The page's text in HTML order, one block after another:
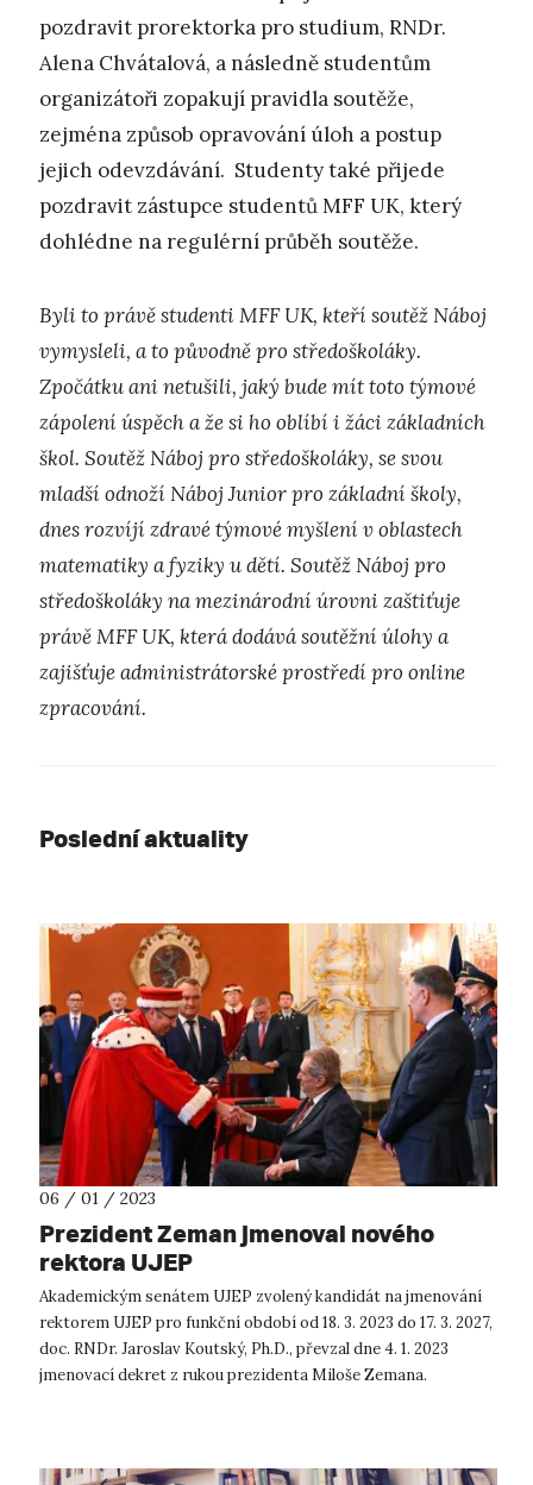
pozdravit prorektorka pro studium, RNDr.
Alena Chvátalová, a následně studentům
organizátoři zopakují pravidla soutěže,
zejména způsob opravování úloh a postup
jejich odevzdávání. Studenty také přijede
pozdravit zástupce studentů MFF UK, který
dohlédne na regulérní průběh soutěže.
Byli to právě studenti MFF UK, kteří soutěž Náboj
vymysleli, a to původně pro středoškoláky.
Zpočátku ani netušili, jaký bude mít toto týmové
zápolení úspěch a že si ho oblíbí i žáci základních
škol. Soutěž Náboj pro středoškoláky, se svou
mladší odnoží Náboj Junior pro základní školy,
dnes rozvíjí zdravé týmové myšlení v oblastech
matematiky a fyziky u dětí. Soutěž Náboj pro
středoškoláky na mezinárodní úrovni zaštiťuje
právě MFF UK, která dodává soutěžní úlohy a
zajišťuje administrátorské prostředí pro online
zpracování.
Poslední aktuality
06 / 01 / 2023
Prezident Zeman jmenoval nového
rektora UJEP
Akademickým senátem UJEP zvolený kandidát na jmenování
rektorem UJEP pro funkční období od 18. 3. 2023 do 17. 3. 2027,
doc. RNDr. Jaroslav Koutský, Ph.D., převzal dne 4. 1. 2023
jmenovací dekret z rukou prezidenta Miloše Zemana.